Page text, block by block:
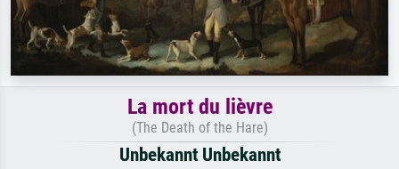
La mort du lièvre
(The Death of the Hare)
Unbekannt Unbekannt